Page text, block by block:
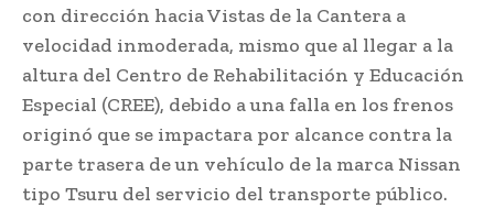
con dirección hacia Vistas de la Cantera a
velocidad inmoderada, mismo que al llegar a la
altura del Centro de Rehabilitación y Educación
Especial (CREE), debido a una falla en los frenos
originó que se impactara por alcance contra la
parte trasera de un vehículo de la marca Nissan
tipo Tsuru del servicio del transporte público.